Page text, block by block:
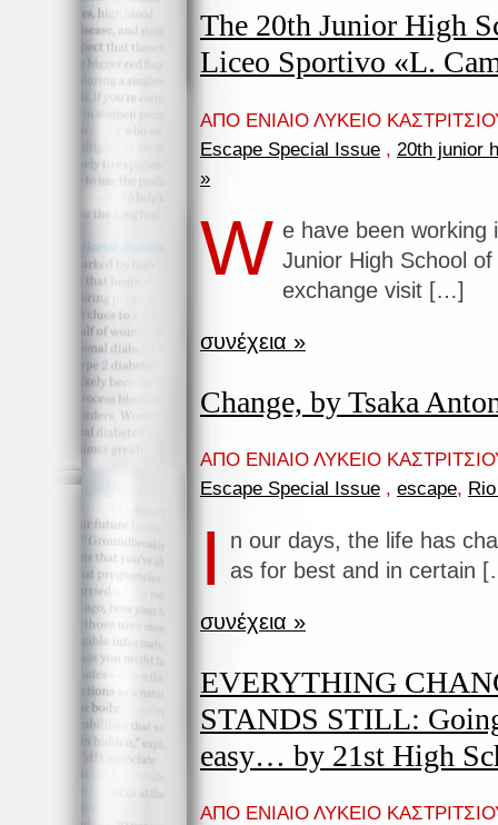
The 20th Junior High
Liceo Sportivo «L.
ΑΠΟ ΕΝΙΑΙΟ ΛΥΚΕΙΟ
Escape Special Issue , 20th junior
»
W e have been working
Junior High School
exchange visit […]
συνέχεια »
Change, by Tsaka
ΑΠΟ ΕΝΙΑΙΟ ΛΥΚΕΙΟ
Escape Special Issue , escape,
I
n our days, the life has
as for best and in certain
συνέχεια »
EVERYTHING
STANDS STILL:
easy… by 21st High
ΑΠΟ ΕΝΙΑΙΟ ΛΥΚΕΙΟ